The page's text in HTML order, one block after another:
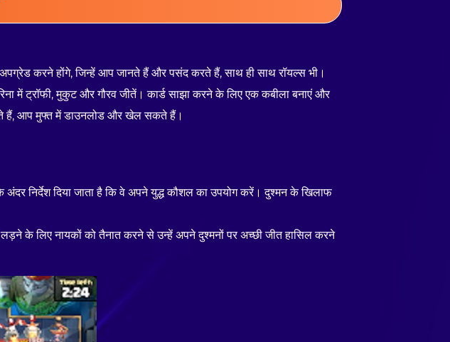
करने होंगे, जिन्हें आप जानते हैं और पसंद करते हैं, साथ ही साथ रॉयल्स भी।
में ट्रॉफी, मुकुट और गौरव जीतें। कार्ड साझा करने के लिए एक कबीला बनाएं और
हैं, आप मुफ्त में डाउनलोड और खेल सकते हैं।
अंदर निर्देश दिया जाता है कि वे अपने युद्ध कौशल का उपयोग करें। दुश्मन के खिलाफ
के लिए नायकों को तैनात करने से उन्हें अपने दुश्मनों पर अच्छी जीत हासिल करने